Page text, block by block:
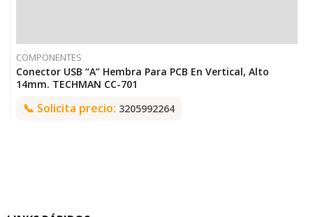
COMPONENTES
Conector USB “A” Hembra Para PCB En Vertical, Alto
14mm. TECHMAN CC-701
📞 Solicita precio: 3205992264